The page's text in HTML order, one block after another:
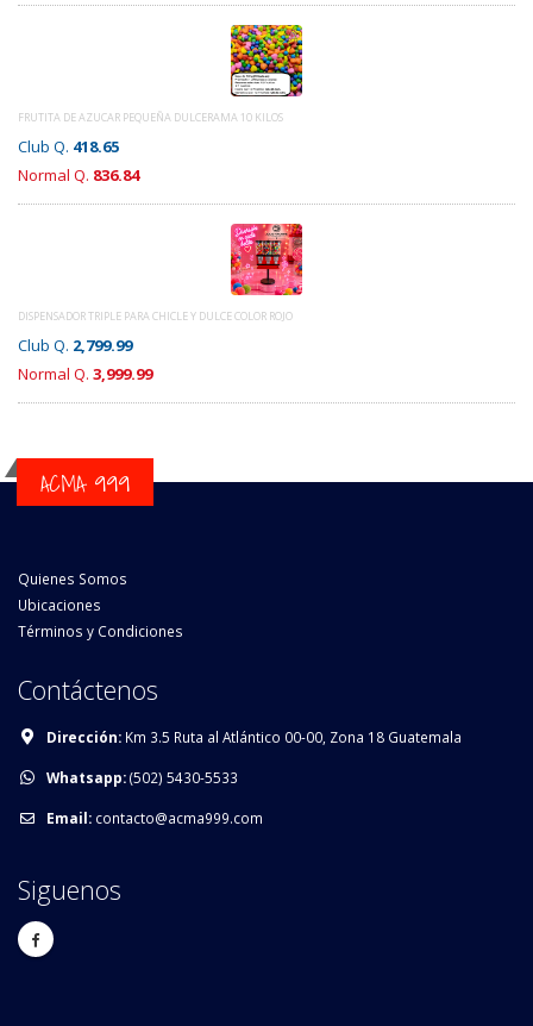
FRUTITA DE AZUCAR PEQUEÑA DULCERAMA 10 KILOS
Club Q. 418.65
Normal Q. 836.84
DISPENSADOR TRIPLE PARA CHICLE Y DULCE COLOR ROJO
Club Q. 2,799.99
Normal Q. 3,999.99
ACMA 999
Quienes Somos
Ubicaciones
Términos y Condiciones
Contáctenos
Dirección: Km 3.5 Ruta al Atlántico 00-00, Zona 18 Guatemala
Whatsapp:(502) 5430-5533
Email: contacto@acma999.com
Siguenos